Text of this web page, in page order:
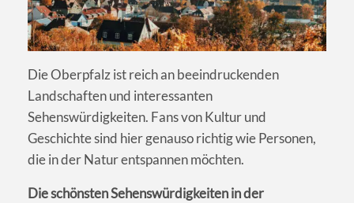
Die Oberpfalz ist reich an beeindruckenden
Landschaften und interessanten
Sehenswürdigkeiten. Fans von Kultur und
Geschichte sind hier genauso richtig wie Personen,
die in der Natur entspannen möchten.
Die schönsten Sehenswürdigkeiten in der